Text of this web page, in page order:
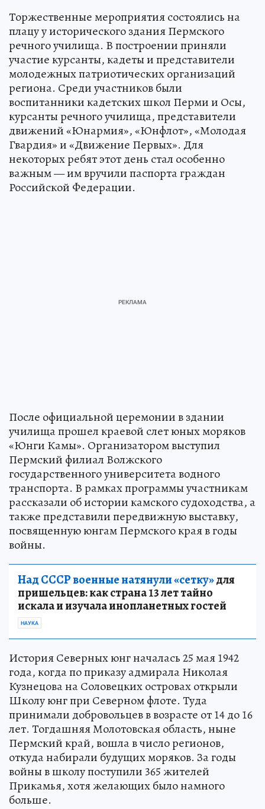
Торжественные мероприятия состоялись на
плацу у исторического здания Пермского
речного училища. В построении приняли
участие курсанты, кадеты и представители
молодежных патриотических организаций
региона. Среди участников были
воспитанники кадетских школ Перми и Осы,
курсанты речного училища, представители
движений «Юнармия», «Юнфлот», «Молодая
Гвардия» и «Движение Первых». Для
некоторых ребят этот день стал особенно
важным — им вручили паспорта граждан
Российской Федерации.
После официальной церемонии в здании
училища прошел краевой слет юных моряков
«Юнги Камы». Организатором выступил
Пермский филиал Волжского
государственного университета водного
транспорта. В рамках программы участникам
рассказали об истории камского судоходства, а
также представили передвижную выставку,
посвященную юнгам Пермского края в годы
войны.
Над СССР военные натянули «сетку»для
пришельцев: как страна 13 лет тайно
искала и изучала инопланетных гостей
НАУКА
История Северных юнг началась 25 мая 1942
года, когда по приказу адмирала Николая
Кузнецова на Соловецких островах открыли
Школу юнг при Северном флоте. Туда
принимали добровольцев в возрасте от 14 до 16
лет. Тогдашняя Молотовская область, ныне
Пермский край, вошла в число регионов,
откуда набирали будущих моряков. За годы
войны в школу поступили 365 жителей
Прикамья, хотя желающих было намного
больше.